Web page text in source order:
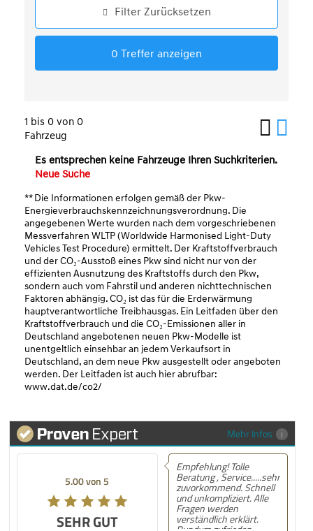
Filter Zurücksetzen
1 bis 0 von 0
Fahrzeug
Es entsprechen keine Fahrzeuge Ihren Suchkriterien.
Neue Suche
** Die Informationen erfolgen gemäß der Pkw-
Energieverbrauchskennzeichnungsverordnung. Die
angegebenen Werte wurden nach dem vorgeschriebenen
Messverfahren WLTP (Worldwide Harmonised Light-Duty
Vehicles Test Procedure) ermittelt. Der Kraftstoffverbrauch
und der CO₂-Ausstoß eines Pkw sind nicht nur von der
effizienten Ausnutzung des Kraftstoffs durch den Pkw,
sondern auch vom Fahrstil und anderen nichttechnischen
Faktoren abhängig. CO₂ ist das für die Erderwärmung
hauptverantwortliche Treibhausgas. Ein Leitfaden über den
Kraftstoffverbrauch und die CO₂-Emissionen aller in
Deutschland angebotenen neuen Pkw-Modelle ist
unentgeltlich einsehbar an jedem Verkaufsort in
Deutschland, an dem neue Pkw ausgestellt oder angeboten
werden. Der Leitfaden ist auch hier abrufbar:
www.dat.de/co2/
Mehr Infos
5.00 von 5
SEHR GUT
5.00 von 5
SEHR GUT
Empfehlung! Tolle
Beratung , Service.....sehr
zuvorkommend. Schnell
und unkompliziert. Alle
Fragen werden
verständlich erklärt.